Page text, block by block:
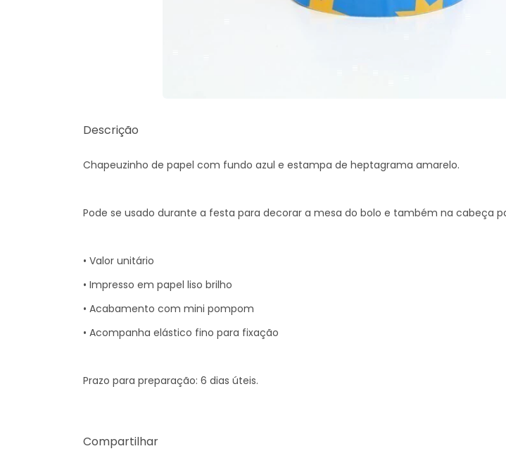
Descrição
Chapeuzinho de papel com fundo azul e estampa de heptagrama amarelo.
Pode se usado durante a festa para decorar a mesa do bolo e também na cabeça
• Valor unitário
• Impresso em papel liso brilho
• Acabamento com mini pompom
• Acompanha elástico fino para fixação
Prazo para preparação: 6 dias úteis.
Compartilhar